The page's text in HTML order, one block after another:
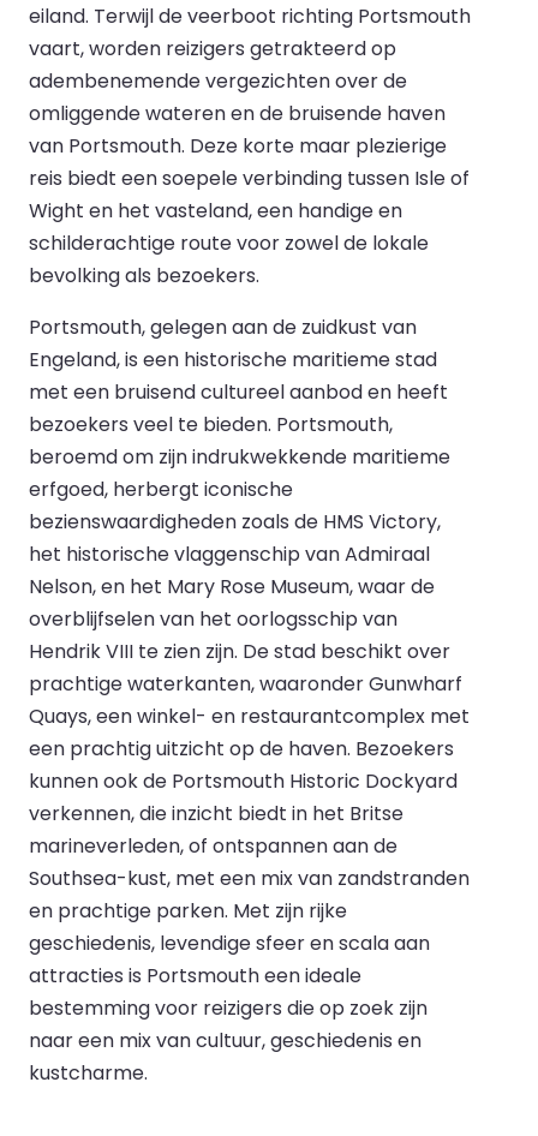
eiland. Terwijl de veerboot richting Portsmouth
vaart, worden reizigers getrakteerd op
adembenemende vergezichten over de
omliggende wateren en de bruisende haven
van Portsmouth. Deze korte maar plezierige
reis biedt een soepele verbinding tussen Isle of
Wight en het vasteland, een handige en
schilderachtige route voor zowel de lokale
bevolking als bezoekers.
Portsmouth, gelegen aan de zuidkust van
Engeland, is een historische maritieme stad
met een bruisend cultureel aanbod en heeft
bezoekers veel te bieden. Portsmouth,
beroemd om zijn indrukwekkende maritieme
erfgoed, herbergt iconische
bezienswaardigheden zoals de HMS Victory,
het historische vlaggenschip van Admiraal
Nelson, en het Mary Rose Museum, waar de
overblijfselen van het oorlogsschip van
Hendrik VIII te zien zijn. De stad beschikt over
prachtige waterkanten, waaronder Gunwharf
Quays, een winkel- en restaurantcomplex met
een prachtig uitzicht op de haven. Bezoekers
kunnen ook de Portsmouth Historic Dockyard
verkennen, die inzicht biedt in het Britse
marineverleden, of ontspannen aan de
Southsea-kust, met een mix van zandstranden
en prachtige parken. Met zijn rijke
geschiedenis, levendige sfeer en scala aan
attracties is Portsmouth een ideale
bestemming voor reizigers die op zoek zijn
naar een mix van cultuur, geschiedenis en
kustcharme.